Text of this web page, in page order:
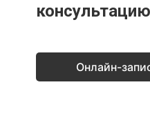
консультацию
Онлайн-